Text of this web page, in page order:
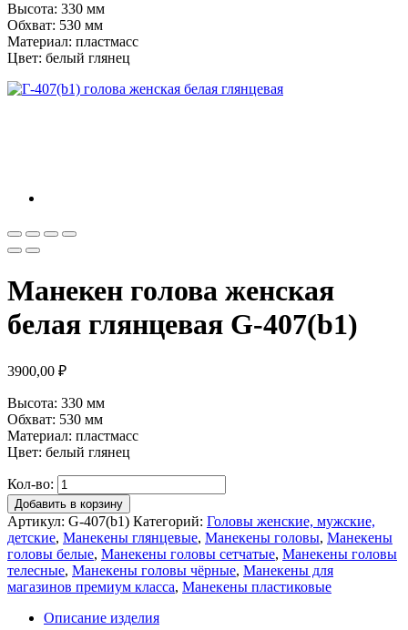
Высота: 330 мм
Обхват: 530 мм
Материал: пластмасс
Цвет: белый глянец
Манекен голова женская
белая глянцевая G-407(b1)
3900,00 ₽
Высота: 330 мм
Обхват: 530 мм
Материал: пластмасс
Цвет: белый глянец
Кол-во:
Добавить в корзину
Артикул: G-407(b1) Категорий: Головы женские, мужские,
детские, Манекены глянцевые, Манекены головы, Манекены
головы белые, Манекены головы сетчатые, Манекены головы
телесные, Манекены головы чёрные, Манекены для
магазинов премиум класса, Манекены пластиковые
Описание изделия